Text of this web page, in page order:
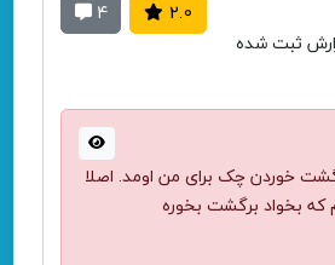
4 2.0
خوردن چک برای من اومد. اصلا
بخواد برگشت بخوره